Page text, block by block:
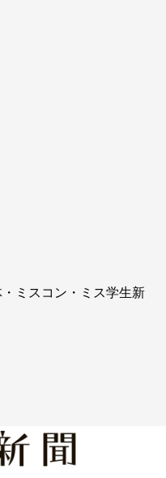
ミスコン・ミス学生新